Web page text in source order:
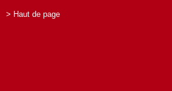
> Haut de page